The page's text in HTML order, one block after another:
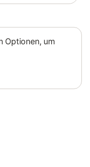
Optionen, um